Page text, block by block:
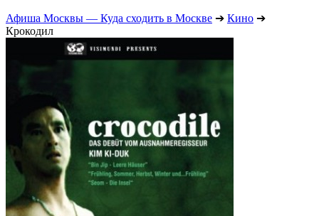
Афиша Москвы — Куда сходить в Москве ➔ Кино ➔
Крокодил